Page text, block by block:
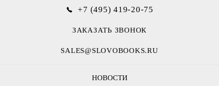
НОВОСТИ
+7 (495) 419-20-75
ЗАКАЗАТЬ ЗВОНОК
SALES@SLOVOBOOKS.RU